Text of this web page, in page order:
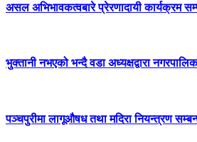
असल अभिभावकत्वबारे प्रेरणादायी कार्यक्रम
भुक्तानी नभएको भन्दै वडा अध्यक्षद्वारा
पञ्चपुरीमा लागूऔषध तथा मदिरा नियन्त्रण